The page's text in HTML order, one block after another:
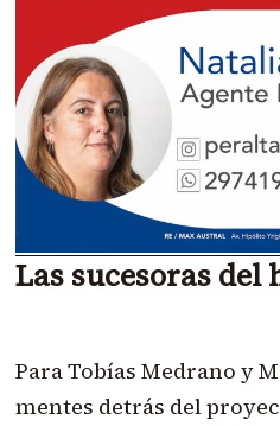
Las sucesoras del
Para Tobías Medrano y
mentes detrás del